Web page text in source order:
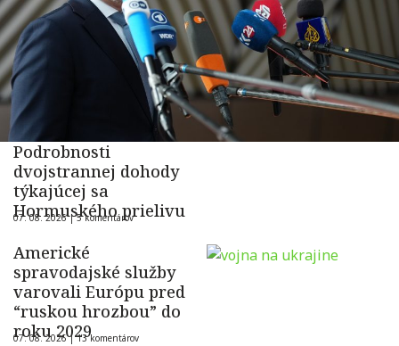
Podrobnosti
dvojstrannej dohody
týkajúcej sa
Hormuského prielivu
07. 08. 2026 |5 komentárov
Americké
spravodajské služby
varovali Európu pred
“ruskou hrozbou” do
roku 2029
07. 08. 2026 |13 komentárov